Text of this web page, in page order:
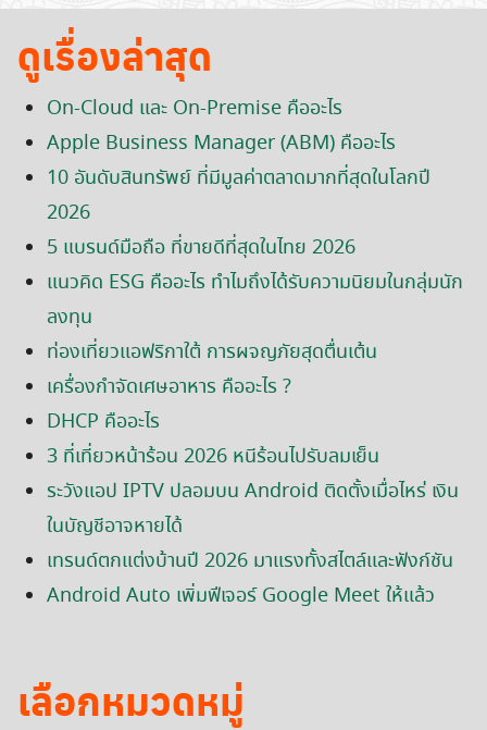
ดูเรื่องล่าสุด
On-Cloud และ On-Premise คืออะไร
Apple Business Manager (ABM) คืออะไร
10 อันดับสินทรัพย์ ที่มีมูลค่าตลาดมากที่สุดในโลกปี
2026
5 แบรนด์มือถือ ที่ขายดีที่สุดในไทย 2026
แนวคิด ESG คืออะไร ทำไมถึงได้รับความนิยมในกลุ่มนัก
ลงทุน
ท่องเที่ยวแอฟริกาใต้ การผจญภัยสุดตื่นเต้น
เครื่องกำจัดเศษอาหาร คืออะไร ?
DHCP คืออะไร
3 ที่เที่ยวหน้าร้อน 2026 หนีร้อนไปรับลมเย็น
ระวังแอป IPTV ปลอมบน Android ติดตั้งเมื่อไหร่ เงิน
ในบัญชีอาจหายได้
เทรนด์ตกแต่งบ้านปี 2026 มาแรงทั้งสไตล์และฟังก์ชัน
Android Auto เพิ่มฟีเจอร์ Google Meet ให้แล้ว
เลือกหมวดหมู่